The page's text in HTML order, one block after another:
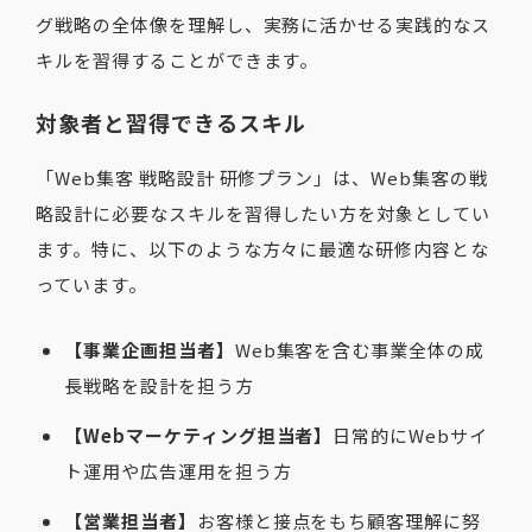
グ戦略の全体像を理解し、実務に活かせる実践的なス
キルを習得することができます。
対象者と習得できるスキル
「Web集客 戦略設計 研修プラン」は、Web集客の戦
略設計に必要なスキルを習得したい方を対象としてい
ます。特に、以下のような方々に最適な研修内容とな
っています。
【事業企画担当者】 Web集客を含む事業全体の成
長戦略を設計を担う方
【Webマーケティング担当者】 日常的にWebサイ
ト運用や広告運用を担う方
【営業担当者】
お客様と接点をもち顧客理解に努